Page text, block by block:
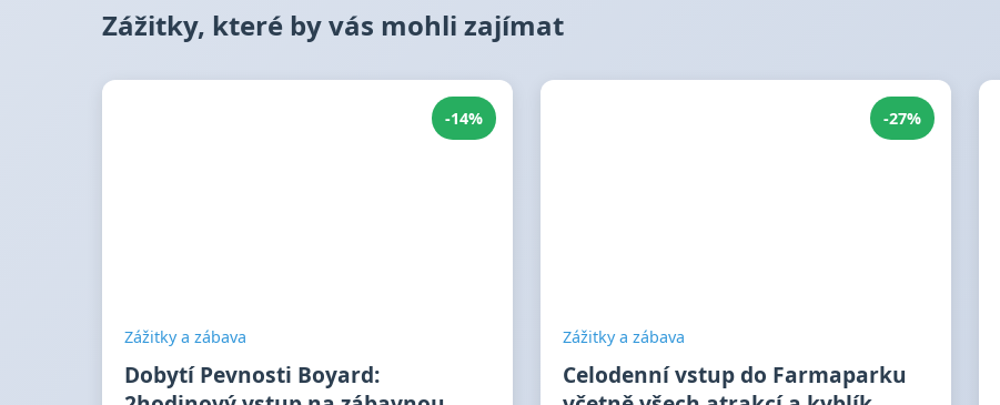
Zážitky, které by vás mohli zajímat
-14%
Zážitky a zábava
Dobytí Pevnosti Boyard:
-27%
Zážitky a zábava
Celodenní vstup do Farmaparku